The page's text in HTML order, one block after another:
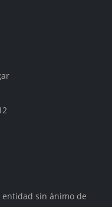
entidad sin ánimo de